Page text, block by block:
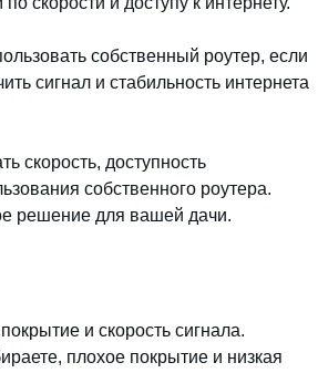
собственный роутер, если
сигнал и стабильность интернета
скорость, доступность
собственного роутера.
решение для вашей дачи.
и скорость сигнала.
плохое покрытие и низкая